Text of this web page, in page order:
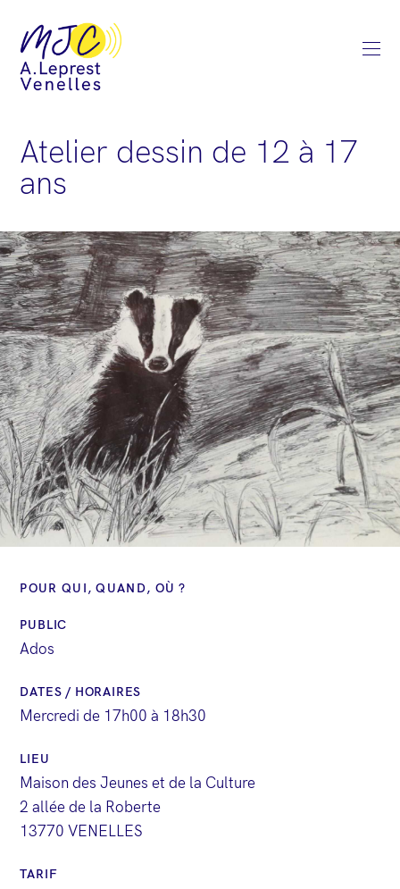
Atelier dessin de 12 à 17
ans
POUR QUI, QUAND, OÙ ?
PUBLIC
Ados
DATES / HORAIRES
Mercredi de 17h00 à 18h30
LIEU
Maison des Jeunes et de la Culture
2 allée de la Roberte
13770 VENELLES
TARIF